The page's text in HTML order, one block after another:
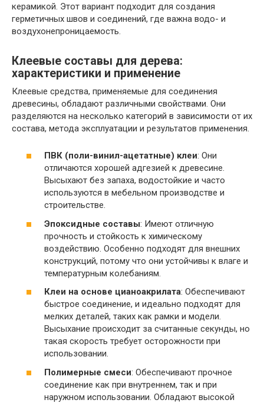
керамикой. Этот вариант подходит для создания
герметичных швов и соединений, где важна водо- и
воздухонепроницаемость.
Клеевые составы для дерева:
характеристики и применение
Клеевые средства, применяемые для соединения
древесины, обладают различными свойствами. Они
разделяются на несколько категорий в зависимости от их
состава, метода эксплуатации и результатов применения.
ПВК (поли-винил-ацетатные) клеи: Они
отличаются хорошей адгезией к древесине.
Высыхают без запаха, водостойкие и часто
используются в мебельном производстве и
строительстве.
Эпоксидные составы: Имеют отличную
прочность и стойкость к химическому
воздействию. Особенно подходят для внешних
конструкций, потому что они устойчивы к влаге и
температурным колебаниям.
Клеи на основе цианоакрилата: Обеспечивают
быстрое соединение, и идеально подходят для
мелких деталей, таких как рамки и модели.
Высыхание происходит за считанные секунды, но
такая скорость требует осторожности при
использовании.
Полимерные смеси: Обеспечивают прочное
соединение как при внутреннем, так и при
наружном использовании. Обладают высокой